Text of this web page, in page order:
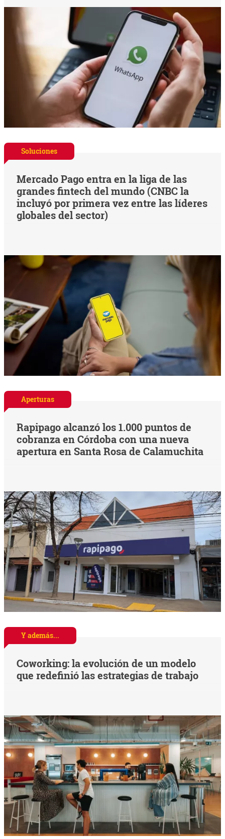
Soluciones
Mercado Pago entra en la liga de las
grandes fintech del mundo (CNBC la
incluyó por primera vez entre las líderes
globales del sector)
Aperturas
Rapipago alcanzó los 1.000 puntos de
cobranza en Córdoba con una nueva
apertura en Santa Rosa de Calamuchita
Y además...
Coworking: la evolución de un modelo
que redefinió las estrategias de trabajo